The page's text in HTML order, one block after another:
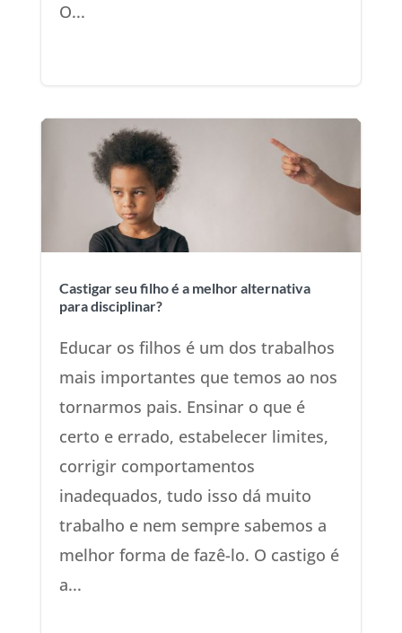
O...
Castigar seu filho é a melhor alternativa
para disciplinar?
Educar os filhos é um dos trabalhos
mais importantes que temos ao nos
tornarmos pais. Ensinar o que é
certo e errado, estabelecer limites,
corrigir comportamentos
inadequados, tudo isso dá muito
trabalho e nem sempre sabemos a
melhor forma de fazê-lo. O castigo é
a...